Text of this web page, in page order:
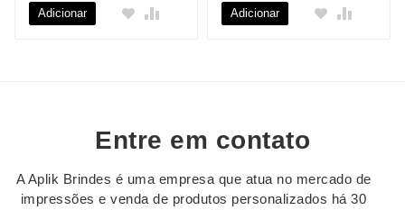
Adicionar Adicionar
Entre em contato
A Aplik Brindes é uma empresa que atua no mercado de
impressões e venda de produtos personalizados há 30